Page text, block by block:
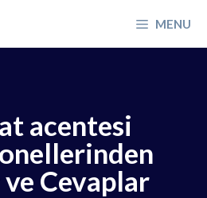
MENU
acentesi
Cevaplar